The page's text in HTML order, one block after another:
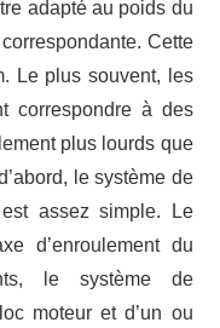
adapté au poids du
Cette
Le plus souvent, les
correspondre à des
plus lourds que
le système de
assez simple. Le
d’enroulement du
le système de
moteur et d’un ou